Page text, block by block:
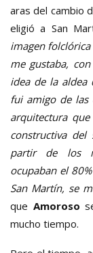
aras del cambio
eligió a San
imagen
me gustaba,
idea de la aldea
fui amigo de las
arquitectura
constructiva
partir de los
ocupaban el
San Martín, se
que Amoroso
mucho tiempo.